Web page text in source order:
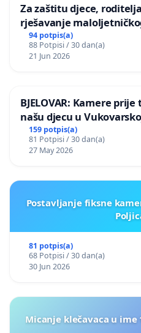
Za zaštitu djece,
rješavanje
94 potpis(a)
88 Potpisi / 30 dan(a)
21 Jun 2026
BJELOVAR: Kamere
našu djecu u
159 potpis(a)
81 Potpisi / 30 dan(a)
27 May 2026
Postavljanje fiksne
81 potpis(a)
68 Potpisi / 30 dan(a)
30 Jun 2026
Micanje klečavaca u ime